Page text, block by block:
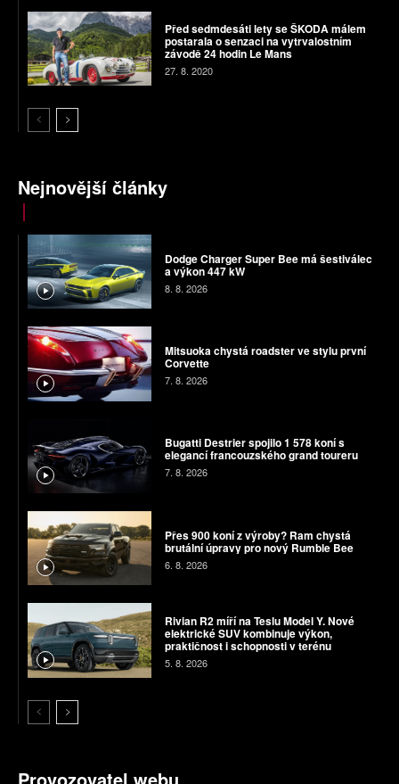
Před sedmdesáti lety se ŠKODA málem
postarala o senzaci na vytrvalostním
závodě 24 hodin Le Mans
27. 8. 2020
Nejnovější články
Dodge Charger Super Bee má šestiválec
a výkon 447 kW
8. 8. 2026
Mitsuoka chystá roadster ve stylu první
Corvette
7. 8. 2026
Bugatti Destrier spojilo 1 578 koní s
elegancí francouzského grand toureru
7. 8. 2026
Přes 900 koní z výroby? Ram chystá
brutální úpravy pro nový Rumble Bee
6. 8. 2026
Rivian R2 míří na Teslu Model Y. Nové
elektrické SUV kombinuje výkon,
praktičnost i schopnosti v terénu
5. 8. 2026